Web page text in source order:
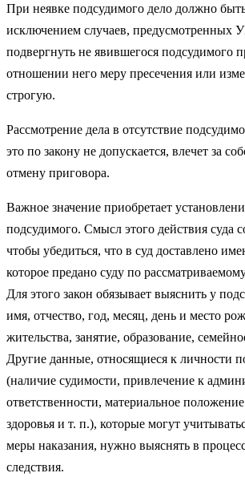
При неявке подсудимого дело должно
исключением случаев, предусмотренных
под­вергнуть не явившегося подсудимого
отноше­нии него меру пресечения или
строгую.
Рассмотрение дела в отсутствие
это по закону не допускается, влечет за
отмену приговора.
Важное значение приобретает
подсудимого. Смысл этого действия суда
чтобы убедиться, что в суд доставлено
которое предано суду по
Для этого закон обязывает выяснить у
имя, отчество, год, месяц, день и место
жительства, занятие, образова­ние,
Другие данные, относящиеся к личности
(наличие судимости, привлече­ние к
ответственности, материальное
здоровья и т. п.), которые могут
меры наказания, нужно выяснять в
следствия.